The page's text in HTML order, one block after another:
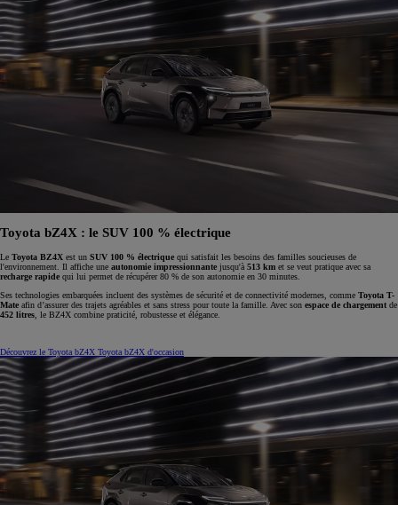
Toyota bZ4X : le SUV 100 % électrique
Le Toyota BZ4X est un SUV 100 % électrique qui satisfait les besoins des familles soucieuses de
l'environnement. Il affiche une autonomie impressionnante jusqu'à 513 km et se veut pratique avec sa
recharge rapide qui lui permet de récupérer 80 % de son autonomie en 30 minutes.
Ses technologies embarquées incluent des systèmes de sécurité et de connectivité modernes, comme Toyota T-
Mate afin d’assurer des trajets agréables et sans stress pour toute la famille. Avec son espace de chargement de
452 litres , le BZ4X combine praticité, robustesse et élégance.
Découvrez le Toyota bZ4X Toyota bZ4X d'occasion